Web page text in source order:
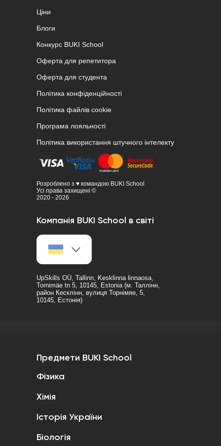
Ціни
Блоги
Конкурс BUKI School
Оферта для репетитора
Оферта для студента
Політика конфіденційності
Політика файлів cookie
Програма лояльності
Політика використання штучного інтелекту
Розроблено з ♥ командою BUKI School
Усі права захищені ©
2020 - 2026
Компанія BUKI School в світі
UpSkills OÜ, Tallinn, Kesklinna linnaosa,
Tornimäe tn 5, 10145, Estonia (м. Таллінн,
район Кесклінн, вулиця Торнімяе, 5,
10145, Естонія)
Предмети BUKI School
Фізика
Хімія
Історія України
Біологія